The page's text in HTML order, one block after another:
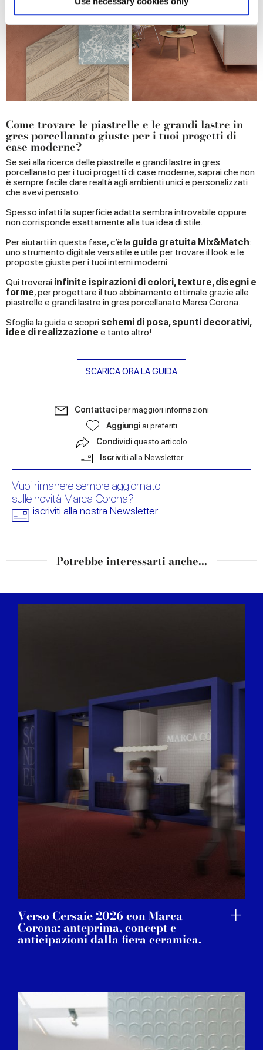
and set your preferences in thedetails section.
We use cookies to personalise content and ads, to
provide social media features and to analyse our traffic.
We also share information about your use of our site with
our social media, advertising and analytics partners who
may combine it with other information that you’ve
of their services.
Come trovare le piastrelle e le grandi lastre in
gres porcellanato giuste per i tuoi progetti di
case moderne?
Se sei alla ricerca delle piastrelle e grandi lastre in gres
porcellanato per i tuoi progetti di case moderne, saprai che non
è sempre facile dare realtà agli ambienti unici e personalizzati
che avevi pensato.
Spesso infatti la superficie adatta sembra introvabile oppure
non corrisponde esattamente alla tua idea di stile.
Per aiutarti in questa fase, c’è la guida gratuita Mix&Match:
uno strumento digitale versatile e utile per trovare il look e le
proposte giuste per i tuoi interni moderni.
Qui troverai infinite ispirazioni di colori, texture, disegni e
forme, per progettare il tuo abbinamento ottimale grazie alle
piastrelle e grandi lastre in gres porcellanato Marca Corona.
Sfoglia la guida e scopri schemi di posa, spunti decorativi,
idee di realizzazione e tanto altro!
SCARICA ORA LA GUIDA
Contattaciper maggiori informazioni
Aggiungi ai preferiti
Condividiquesto articolo
Iscriviti alla Newsletter
Vuoi rimanere sempre aggiornato
sulle novità Marca Corona?
iscriviti alla nostra Newsletter
Potrebbe interessarti anche...
Verso Cersaie 2026 con Marca
Corona: anteprima, concept e
anticipazioni dalla fiera ceramica.